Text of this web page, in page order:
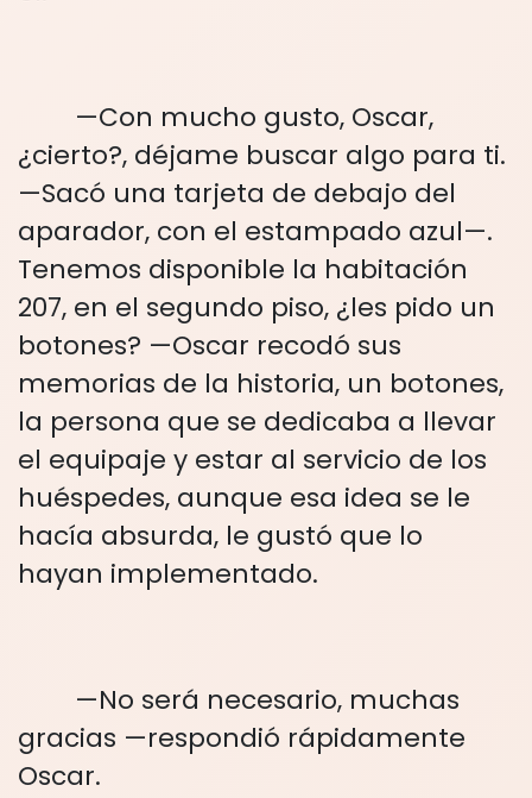
—Con mucho gusto, Oscar,
¿cierto?, déjame buscar algo para ti.
—Sacó una tarjeta de debajo del
aparador, con el estampado azul—.
Tenemos disponible la habitación
207, en el segundo piso, ¿les pido un
botones? —Oscar recodó sus
memorias de la historia, un botones,
la persona que se dedicaba a llevar
el equipaje y estar al servicio de los
huéspedes, aunque esa idea se le
hacía absurda, le gustó que lo
hayan implementado.
—No será necesario, muchas
gracias —respondió rápidamente
Oscar.